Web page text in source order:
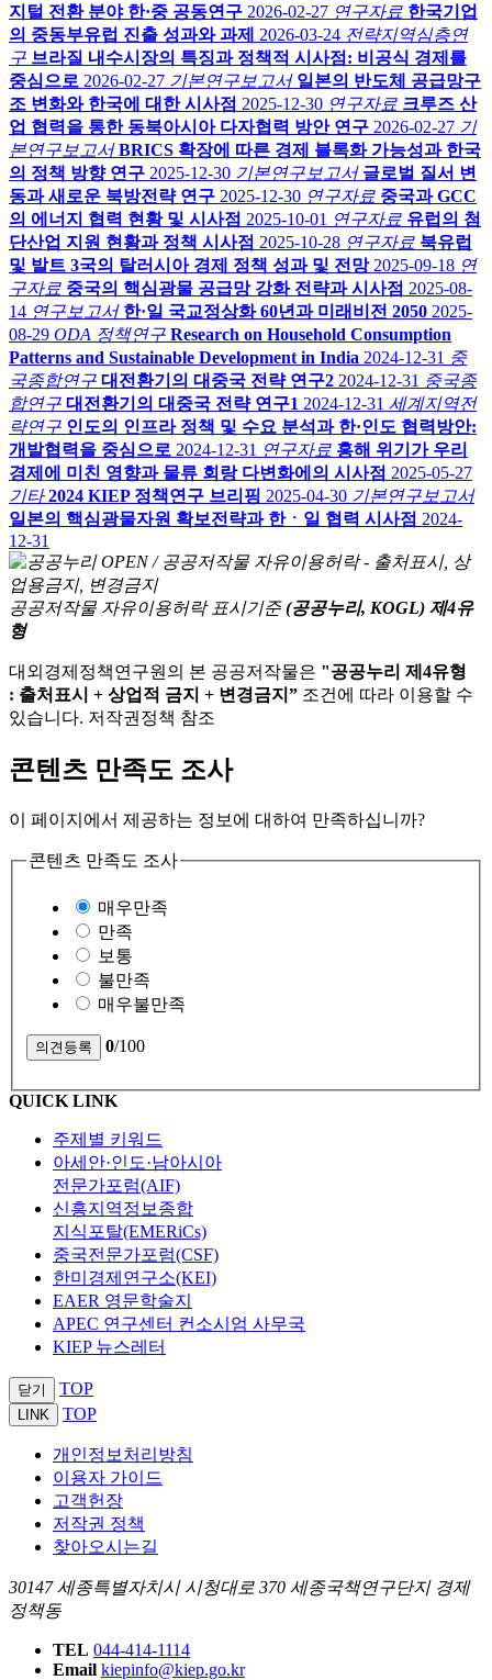
지털 전환 분야 한·중 공동연구 2026-02-27 연구자료 한국기업
의 중동부유럽 진출 성과와 과제
2026-03-24 전략지역심층연
구 브라질 내수시장의 특징과 정책적 시사점: 비공식 경제를
중심으로 2026-02-27 기본연구보고서 일본의 반도체 공급망구
조 변화와 한국에 대한 시사점 2025-12-30 연구자료 크루즈 산
업 협력을 통한 동북아시아 다자협력 방안 연구 2026-02-27 기
본연구보고서 BRICS 확장에 따른 경제 블록화 가능성과 한국
의 정책 방향 연구 2025-12-30 기본연구보고서 글로벌 질서 변
동과 새로운 북방전략 연구 2025-12-30 연구자료 중국과 GCC
의 에너지 협력 현황 및 시사점 2025-10-01 연구자료 유럽의 첨
단산업 지원 현황과 정책 시사점 2025-10-28 연구자료 북유럽
및 발트 3국의 탈러시아 경제 정책 성과 및 전망 2025-09-18 연
구자료 중국의 핵심광물 공급망 강화 전략과 시사점 2025-08-
14 연구보고서 한·일 국교정상화 60년과 미래비전 2050 2025-
08-29 ODA 정책연구 Research on Household Consumption
Patterns and Sustainable Development in India 2024-12-31 중
국종합연구 대전환기의 대중국 전략 연구2 2024-12-31 중국종
합연구 대전환기의 대중국 전략 연구1 2024-12-31 세계지역전
략연구 인도의 인프라 정책 및 수요 분석과 한·인도 협력방안:
개발협력을 중심으로 2024-12-31 연구자료 홍해 위기가 우리
경제에 미친 영향과 물류 회랑 다변화에의 시사점 2025-05-27
기타 2024 KIEP 정책연구 브리핑 2025-04-30 기본연구보고서
일본의 핵심광물자원 확보전략과 한ㆍ일 협력 시사점 2024-
12-31
공공저작물 자유이용허락 표시기준 (공공누리, KOGL) 제4유
형
대외경제정책연구원의 본 공공저작물은 "공공누리 제4유형
: 출처표시 + 상업적 금지 + 변경금지” 조건에 따라 이용할 수
있습니다. 저작권정책 참조
콘텐츠 만족도 조사
이 페이지에서 제공하는 정보에 대하여 만족하십니까?
콘텐츠 만족도 조사
매우만족
만족
보통
불만족
매우불만족
0/100
QUICK LINK
주제별 키워드
아세안·인도·남아시아
전문가포럼(AIF)
신흥지역정보종합
지식포탈(EMERiCs)
중국전문가포럼(CSF)
한미경제연구소(KEI)
EAER 영문학술지
APEC 연구센터 컨소시엄 사무국
KIEP 뉴스레터
닫기 TOP
LINK TOP
개인정보처리방침
이용자 가이드
고객헌장
저작권 정책
찾아오시는길
30147 세종특별자치시 시청대로 370 세종국책연구단지 경제
정책동
TEL 044-414-1114
Email kiepinfo@kiep.go.kr